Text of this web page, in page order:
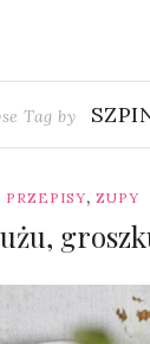
Tag by
PRZEPISY, ZUPY